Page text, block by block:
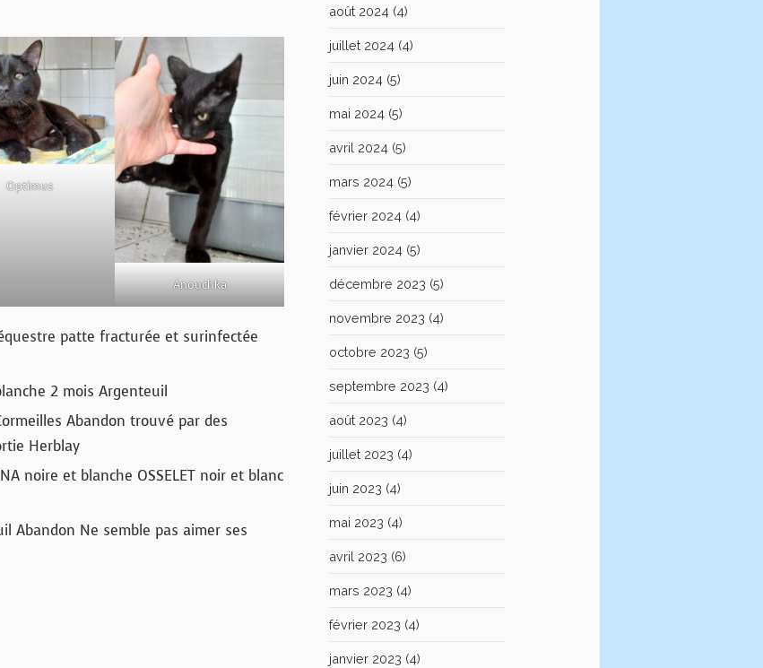
Optimus
Anouchka
patte fracturée et surinfectée
2 mois Argenteuil
Abandon trouvé par des
Herblay
noire et blanche OSSELET noir et blanc
Abandon Ne semble pas aimer ses
août 2024 (4)
juillet 2024 (4)
juin 2024 (5)
mai 2024 (5)
avril 2024 (5)
mars 2024 (5)
février 2024 (4)
janvier 2024 (5)
décembre 2023 (5)
novembre 2023 (4)
octobre 2023 (5)
septembre 2023 (4)
août 2023 (4)
juillet 2023 (4)
juin 2023 (4)
mai 2023 (4)
avril 2023 (6)
mars 2023 (4)
février 2023 (4)
janvier 2023 (4)